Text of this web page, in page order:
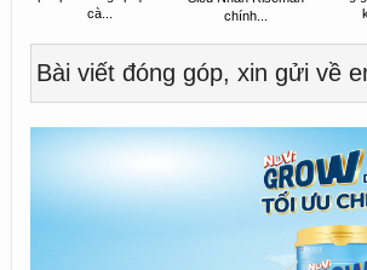
cà...
chính...
Bài viết đóng góp, xin gửi về